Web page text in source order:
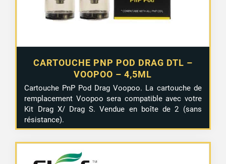
CARTOUCHE PNP POD DRAG DTL –
VOOPOO – 4,5ML
Cartouche PnP Pod Drag Voopoo. La cartouche de
remplacement Voopoo sera compatible avec votre
Kit Drag X/ Drag S. Vendue en boîte de 2 (sans
résistance).